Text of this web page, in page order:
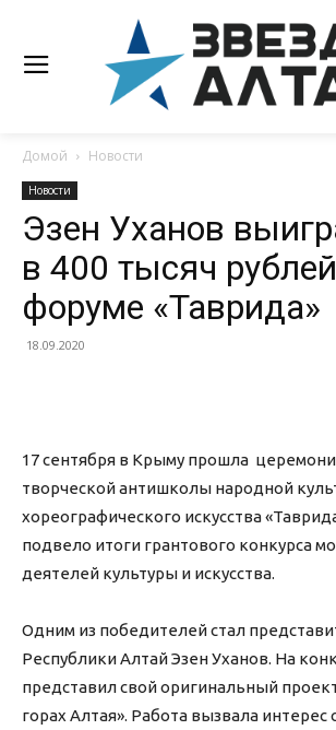
Домой Новости
Новости
Эзен Уханов
в 400 тысяч
форуме «Таврида»
18.09.2020
17 сентября в Крыму прошла
творческой антишколы народной
хореографического искусства
подвело итоги грантового конкурса
деятелей культуры и искусства.
Одним из победителей стал
Республики Алтай Эзен Уханов. На
представил свой оригинальный
горах Алтая». Работа вызвала интерес